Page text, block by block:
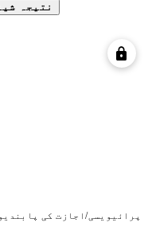
نتیجہ
پرائیویسی/اجازت کی